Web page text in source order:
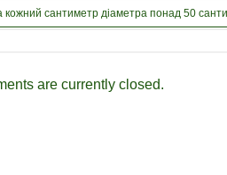
кожний сантиметр діаметра понад 50
are currently closed.